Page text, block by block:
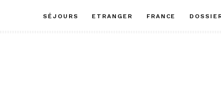
contenu
SÉJOURS ETRANGER FRANCE